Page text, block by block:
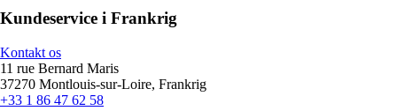
Kundeservice i Frankrig
Kontakt os
11 rue Bernard Maris
37270 Montlouis-sur-Loire, Frankrig
+33 1 86 47 62 58